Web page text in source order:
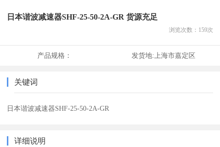
日本谐波减速器SHF-25-50-2A-GR 货源充足
浏览次数： 159次
产品规格： 发货地: 上海市嘉定区
关键词
日本谐波减速器SHF-25-50-2A-GR
详细说明